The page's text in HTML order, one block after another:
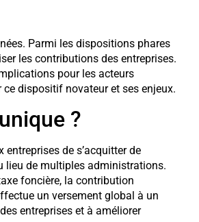
Parmi les dispositions phares
les contributions des entreprises.
pour les acteurs
dispositif novateur et ses enjeux.
?
de s’acquitter de
lieu de multiples administrations.
foncière, la contribution
un versement global à un
entreprises et à améliorer